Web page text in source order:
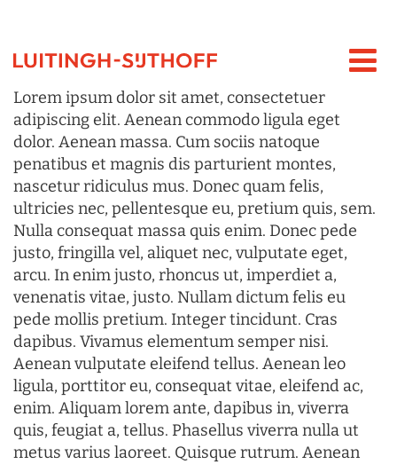
Lorem ipsum dolor sit amet, consectetuer
adipiscing elit. Aenean commodo ligula eget
dolor. Aenean massa. Cum sociis natoque
penatibus et magnis dis parturient montes,
nascetur ridiculus mus. Donec quam felis,
ultricies nec, pellentesque eu, pretium quis, sem.
Nulla consequat massa quis enim. Donec pede
justo, fringilla vel, aliquet nec, vulputate eget,
arcu. In enim justo, rhoncus ut, imperdiet a,
venenatis vitae, justo. Nullam dictum felis eu
pede mollis pretium. Integer tincidunt. Cras
dapibus. Vivamus elementum semper nisi.
Aenean vulputate eleifend tellus. Aenean leo
ligula, porttitor eu, consequat vitae, eleifend ac,
enim. Aliquam lorem ante, dapibus in, viverra
quis, feugiat a, tellus. Phasellus viverra nulla ut
metus varius laoreet. Quisque rutrum. Aenean